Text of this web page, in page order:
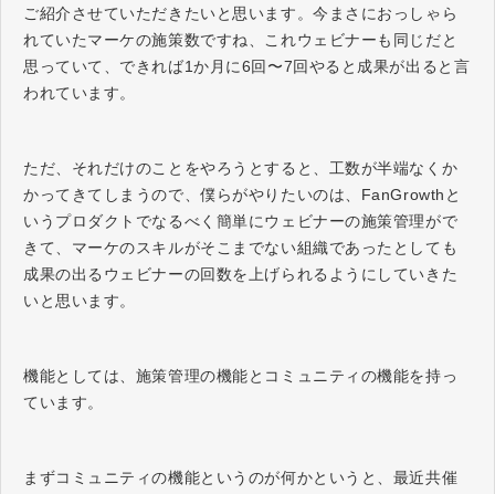
ご紹介させていただきたいと思います。今まさにおっしゃら
れていたマーケの施策数ですね、これウェビナーも同じだと
思っていて、できれば1か月に6回〜7回やると成果が出ると言
われています。
ただ、それだけのことをやろうとすると、工数が半端なくか
かってきてしまうので、僕らがやりたいのは、FanGrowthと
いうプロダクトでなるべく簡単にウェビナーの施策管理がで
きて、マーケのスキルがそこまでない組織であったとしても
成果の出るウェビナーの回数を上げられるようにしていきた
いと思います。
機能としては、施策管理の機能とコミュニティの機能を持っ
ています。
まずコミュニティの機能というのが何かというと、最近共催